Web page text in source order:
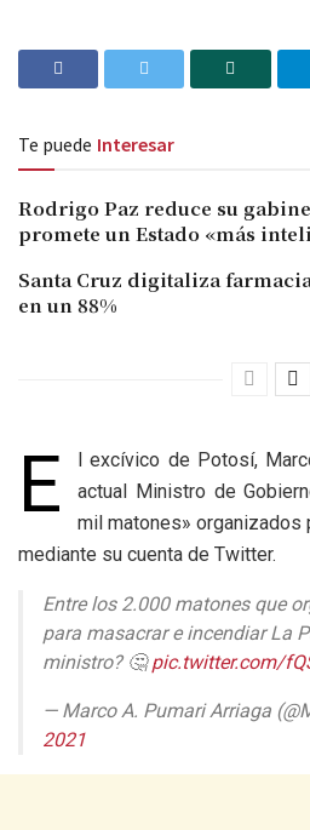
Te puede Interesar
Rodrigo Paz reduce su
promete un Estado «más
Santa Cruz digitaliza
en un 88%
E
l excívico de Potosí,
actual Ministro de
mil matones» organizados
mediante su cuenta de Twitter.
Entre los 2.000 matones que
para masacrar e incendiar La
ministro? 🤔pic.twitter.com/
— Marco A. Pumari Arriaga
2021